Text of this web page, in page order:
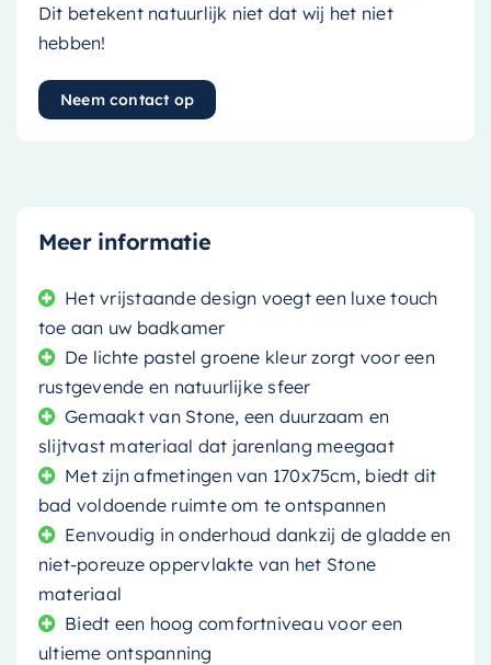
Dit betekent natuurlijk niet dat wij het niet
hebben!
Neem contact op
Meer informatie
Het vrijstaande design voegt een luxe touch
toe aan uw badkamer
De lichte pastel groene kleur zorgt voor een
rustgevende en natuurlijke sfeer
Gemaakt van Stone, een duurzaam en
slijtvast materiaal dat jarenlang meegaat
Met zijn afmetingen van 170x75cm, biedt dit
bad voldoende ruimte om te ontspannen
Eenvoudig in onderhoud dankzij de gladde en
niet-poreuze oppervlakte van het Stone
materiaal
Biedt een hoog comfortniveau voor een
ultieme ontspanning